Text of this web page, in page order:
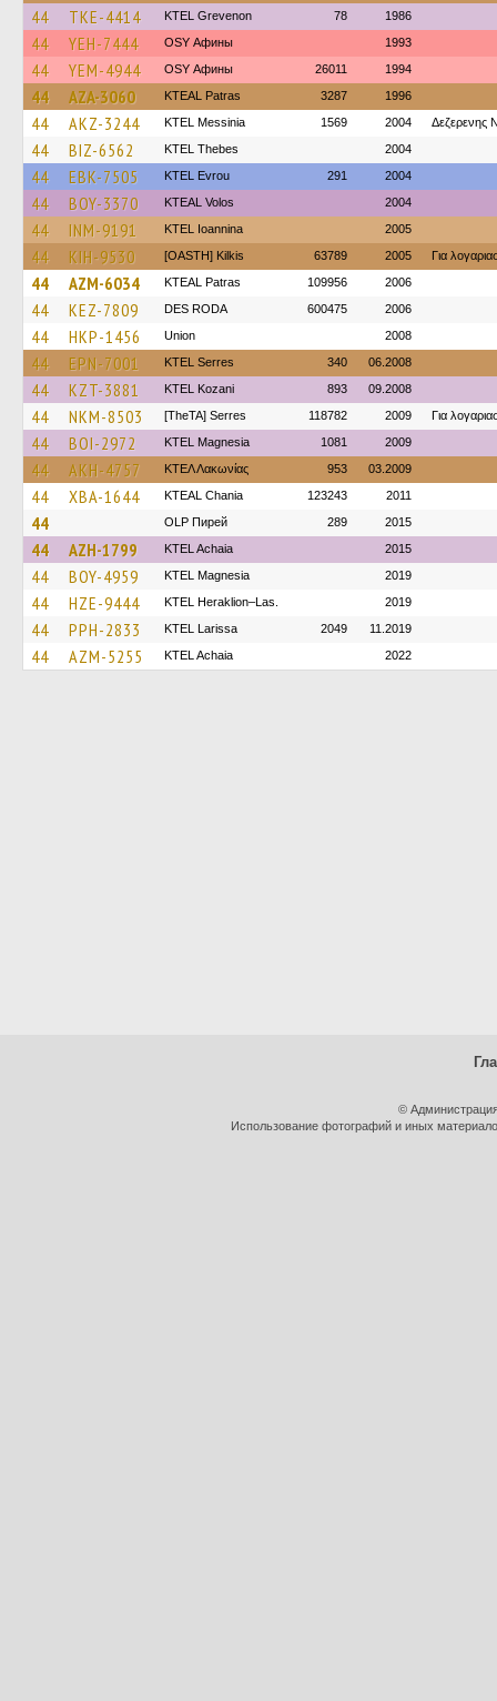
44
TKE-4414 ΚΤΕL Grevenon 78 1986
44 YEH-7444 OSY Афины 1993
44 YEM-4944 OSY Афины 26011 1994
44 AZA-3060 KTEAL Patras 3287 1996
44 AKZ-3244 KTEL Messinia 1569 2004 Δεζερενης
44 BIZ-6562 KTEL Thebes 2004
44 EBK-7505 KTEL Evrou 291 2004
44 BOY-3370 KTEAL Volos 2004
44 INM-9191 KTEL Ioannina 2005
44 KIH-9530 [OASTH] Kilkis 63789 2005 Για
44 AZM-6034 KTEAL Patras 109956 2006
44 KEZ-7809 DES RODA 600475 2006
44 HKP-1456 Union 2008
44 EPN-7001 KTEL Serres 340 06.2008
44 KZT-3881 ΚΤΕL Kozani 893 09.2008
44 NKM-8503 [TheTA] Serres 118782 2009 Για
44 BOI-2972 ΚΤΕL Magnesia 1081 2009
44 AKH-4757 ΚΤΕΛ Λακωνίας 953 03.2009
44 XBA-1644 KTEAL Chania 123243 2011
44 OLP Пирей 289 2015
44 AZH-1799 KTEL Achaia 2015
44 BOY-4959 ΚΤΕL Magnesia 2019
44 HZE-9444 KTEL Heraklion–Las. 2019
44 PPH-2833 KTEL Larissa 2049 11.2019
44 AZM-5255 KTEL Achaia 2022
©
Использование фотографий и иных